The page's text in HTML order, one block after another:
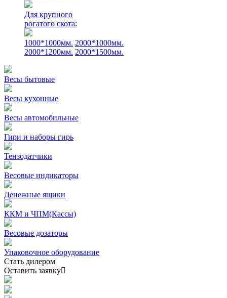
Для крупного
рогатого скота:
1000*1000мм. 2000*1000мм.
2000*1200мм. 2000*1500мм.
Весы бытовые
Весы кухонные
Весы автомобильные
Гири и наборы гирь
Тензодатчики
Весовые индикаторы
Денежные ящики
ККМ и ЧПМ(Кассы)
Весовые дозаторы
Упаковочное оборудование
Стать дилером
Оставить заявку